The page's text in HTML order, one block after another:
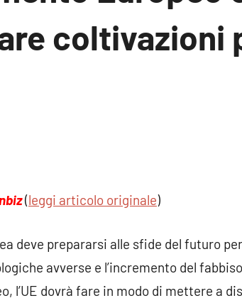
coltivazioni
(leggi articolo originale)
deve prepararsi alle sfide del futuro
avverse e l’incremento del
l’UE dovrà fare in modo di mettere a